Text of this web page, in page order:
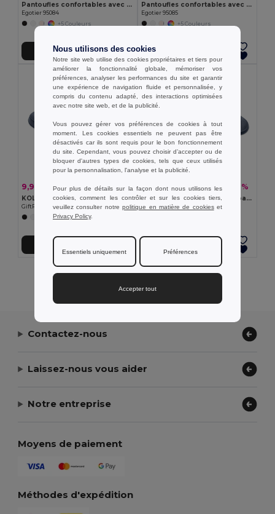
Pantoufles confortables avec semelle en PE et sangle en PVC
Egotier 95084
+5 Couleurs
Ajouter au Panier
Pantoufles confortables avec semelle en PE et sangle en PVC
Egotier 95085
+5 Couleurs
Ajouter au Panier
9,90 € 15,66 € -37%
KOLAM Claquettes antidérapantes 38/39
GiftRetail MO6785
9,90 €15,66 € -37%
KOLAM Claquettes antidérapantes taille 3
GiftRetail MO6784
Affichage De Tous Les Produits.
Contactez-nous
Laissez-nous vous aider
Notre entreprise
Moyens de paiement
Méthodes d'expédition
Nous utilisons des cookies
Notre site web utilise des cookies propriétaires et tiers pour
améliorer la fonctionnalité globale, mémoriser vos
préférences, analyser les performances du site et garantir
une expérience de navigation fluide et personnalisée, y
compris du contenu adapté, des interactions optimisées
avec notre site web, et de la publicité.
Vous pouvez gérer vos préférences de cookies à tout
moment. Les cookies essentiels ne peuvent pas être
désactivés car ils sont requis pour le bon fonctionnement
du site. Cependant, vous pouvez choisir d’accepter ou de
bloquer d'autres types de cookies, tels que ceux utilisés
pour la personnalisation, l'analyse et la publicité.
Pour plus de détails sur la façon dont nous utilisons les
cookies, comment les contrôler et sur les cookies tiers,
veuillez consulter notrepolitique en matière de cookieset
Privacy Policy.
Essentiels uniquement Préférences
Accepter tout